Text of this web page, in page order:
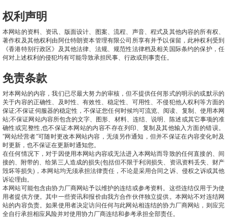
权利声明
本网站的资料、资讯、版面设计、图案、流程、声音、程式及其他内容的所有权、
著作权及其他权利由阿仕特朗资本管理有限公司所享有并予以保留，此种权利受到
《香港特别行政区》及其他法律、法规、规范性法律档及相关国际条约的保护，任
何对上述权利的侵犯均有可能导致承担民事、行政或刑事责任。
免责条款
对本网站的内容，我们已尽最大努力的审核，但不提供任何形式的明示的或默示的
关于内容的正确性、及时性、有效性、稳定性、可用性、不侵犯他人权利等方面的
保证;不保证伺服器的稳定性，不保证您任何时候均可流览、阅读、复制、使用本网
站;不保证网站内容所包含的文字、图形、材料、连结、说明、陈述或其它事项的准
确性或完整性,也不保证本网站的内容不存在列印、复制及其他输入方面的错误。
”网站经营者”可随时更改本网站内容，无须另作通知，但并不保证在内容变化时及
时更新，也不保证在更新时通知您。
在任何情况下，对于因使用本网站内容或无法进入本网站而导致的任何直接的、间
接的、附带的、给第三人造成的损失(包括但不限于利润损失、资讯资料丢失、财产
毁坏等损失)，本网站均无须承担法律责任，不论是采用合同之诉、侵权之诉或其他
诉讼理由。
本网站可能包含由协力厂商网站予以维护的连结或参考资料。这些连结仅用于为使
用者提供方便。其中一些资讯和报价由我方合作伙伴独立提供。本网站不对连结网
站的内容负责。如果使用者决定访问任何与此网站相连结的协力厂商网站，则应完
全自行承担相应风险并对使用协力厂商连结和参考承担全部责任。